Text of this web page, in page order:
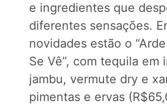
e ingredientes que
diferentes sensações.
novidades estão o
Se Vê”, com tequila em
jambu, vermute dry e
pimentas e ervas